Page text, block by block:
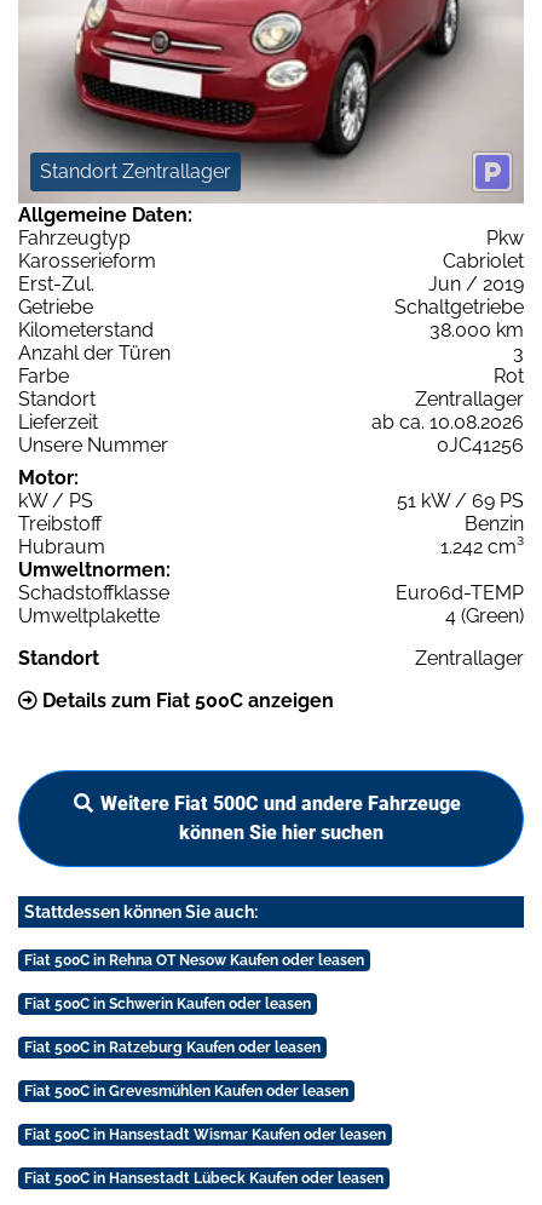
Standort Zentrallager
Allgemeine Daten:
Fahrzeugtyp
Pkw
Karosserieform
Cabriolet
Erst-Zul.
Jun / 2019
Getriebe
Schaltgetriebe
Kilometerstand
38.000 km
Anzahl der Türen
3
Farbe
Rot
Standort
Zentrallager
Lieferzeit
ab ca. 10.08.2026
Unsere Nummer
0JC41256
Motor:
kW / PS
51 kW / 69 PS
Treibstoff
Benzin
Hubraum
1.242 cm³
Umweltnormen:
Schadstoffklasse
Euro6d-TEMP
Umweltplakette
4 (Green)
Standort
Zentrallager
Details zum Fiat 500C anzeigen
Weitere Fiat 500C und andere Fahrzeuge
können Sie hier suchen
Stattdessen können Sie auch:
Fiat 500C in Rehna OT Nesow Kaufen oder leasen
Fiat 500C in Schwerin Kaufen oder leasen
Fiat 500C in Ratzeburg Kaufen oder leasen
Fiat 500C in Grevesmühlen Kaufen oder leasen
Fiat 500C in Hansestadt Wismar Kaufen oder leasen
Fiat 500C in Hansestadt Lübeck Kaufen oder leasen